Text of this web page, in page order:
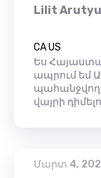
Lilit
CA US
Ես
ապրում եմ
պահանջվող
վայրի
Մարտ 4,